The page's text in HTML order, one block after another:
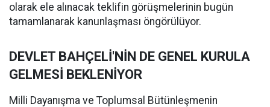
olarak ele alınacak teklifin görüşmelerinin bugün
tamamlanarak kanunlaşması öngörülüyor.
DEVLET BAHÇELİ'NİN DE GENEL KURULA
GELMESİ BEKLENİYOR
Milli Dayanışma ve Toplumsal Bütünleşmenin